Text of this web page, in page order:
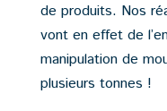
de produits. Nos
vont en effet de
manipulation de
plusieurs tonnes !